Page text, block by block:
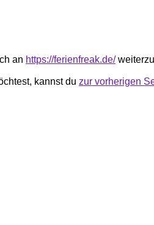
an https://ferienfreak.de/
kannst du zur vorherigen